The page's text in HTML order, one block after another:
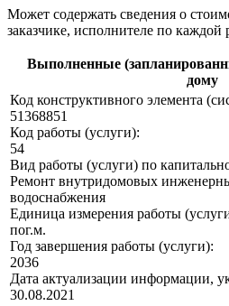
Может содержать сведения о
заказчике, исполнителе по каждой
Выполненные
дому
Код конструктивного элемента
51368851
Код работы (услуги):
54
Вид работы (услуги) по
Ремонт внутридомовых
водоснабжения
Единица измерения работы
пог.м.
Год завершения работы (услуги):
2036
Дата актуализации информации,
30.08.2021